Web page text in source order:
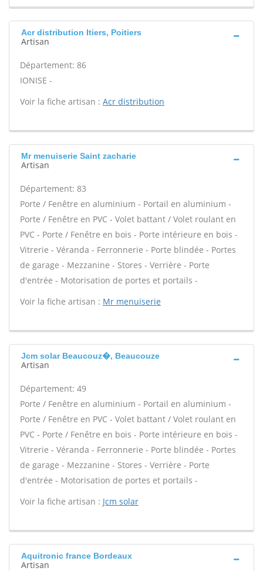
Acr distribution Itiers, Poitiers
Artisan
Département: 86
IONISE -
Voir la fiche artisan : Acr distribution
Mr menuiserie Saint zacharie
Artisan
Département: 83
Porte / Fenêtre en aluminium - Portail en aluminium -
Porte / Fenêtre en PVC - Volet battant / Volet roulant en
PVC - Porte / Fenêtre en bois - Porte intérieure en bois -
Vitrerie - Véranda - Ferronnerie - Porte blindée - Portes
de garage - Mezzanine - Stores - Verrière - Porte
d'entrée - Motorisation de portes et portails -
Voir la fiche artisan : Mr menuiserie
Jcm solar Beaucouz�, Beaucouze
Artisan
Département: 49
Porte / Fenêtre en aluminium - Portail en aluminium -
Porte / Fenêtre en PVC - Volet battant / Volet roulant en
PVC - Porte / Fenêtre en bois - Porte intérieure en bois -
Vitrerie - Véranda - Ferronnerie - Porte blindée - Portes
de garage - Mezzanine - Stores - Verrière - Porte
d'entrée - Motorisation de portes et portails -
Voir la fiche artisan : Jcm solar
Aquitronic france Bordeaux
Artisan